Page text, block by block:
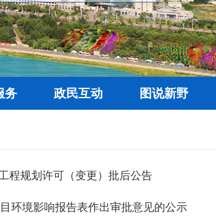
务 政民互动 图说新野
程规划许可（变更）批后公告
环境影响报告表作出审批意见的公示